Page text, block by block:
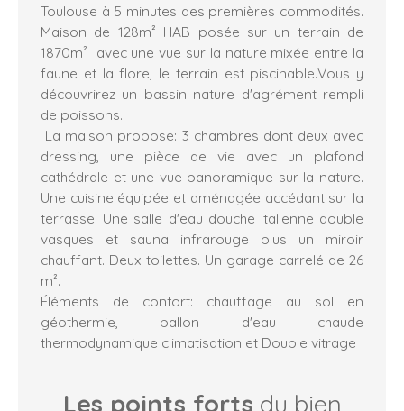
Toulouse à 5 minutes des premières commodités.
Maison de 128m² HAB posée sur un terrain de
1870m² avec une vue sur la nature mixée entre la
faune et la flore, le terrain est piscinable.Vous y
découvrirez un bassin nature d'agrément rempli
de poissons.
La maison propose: 3 chambres dont deux avec
dressing, une pièce de vie avec un plafond
cathédrale et une vue panoramique sur la nature.
Une cuisine équipée et aménagée accédant sur la
terrasse. Une salle d'eau douche Italienne double
vasques et sauna infrarouge plus un miroir
chauffant. Deux toilettes. Un garage carrelé de 26
m².
Éléments de confort: chauffage au sol en
géothermie, ballon d'eau chaude
thermodynamique climatisation et Double vitrage
Les points forts du bien